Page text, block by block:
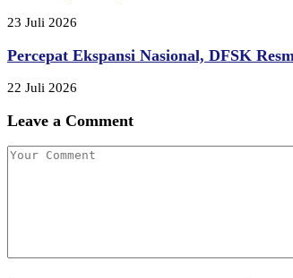
23 Juli 2026
Percepat Ekspansi Nasional, DFSK
22 Juli 2026
Leave a Comment